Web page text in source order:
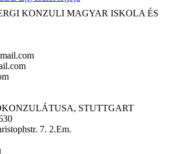
KONZULI MAGYAR ISKOLA ÉS
STUTTGART
7. 2.Em.